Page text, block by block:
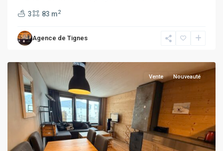
3 83 m2
Agence de Tignes
Tignes
Val
Claret
Vente Nouveauté